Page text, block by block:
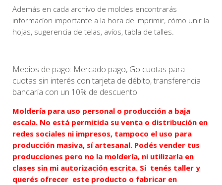
Además en cada archivo de moldes encontrarás
informacíon importante a la hora de imprimir, cómo unir la
hojas, sugerencia de telas, avíos, tabla de talles.
Medios de pago: Mercado pago, Go cuotas para
cuotas sin interés con tarjeta de débito, transferencia
bancaria con un 10% de descuento.
Moldería para uso personal o producción a baja
escala. No está permitida su venta o distribución en
redes sociales ni impresos, tampoco el uso para
producción masiva, sí artesanal. Podés vender tus
producciones pero no la moldería, ni utilizarla en
clases sin mi autorización escrita. Si tenés taller y
querés ofrecereste producto o fabricar en